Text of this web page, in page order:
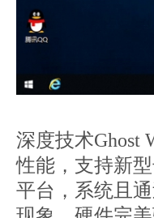
深度技术Ghost
性能，支持新
平台，系统且